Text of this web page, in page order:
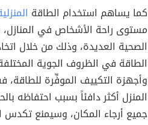
كما يساهم استخدام الطاقة
مستوى راحة الأشخاص في المنازل،
الصحية العديدة، وذلك من خلال
الطاقة في الظروف الجوية
وأجهزة التكييف الموفِّرة
المنزل أكثر دافئاً بسبب احتفاظه
جميع أرجاء المكان، وسيمنع تكدس